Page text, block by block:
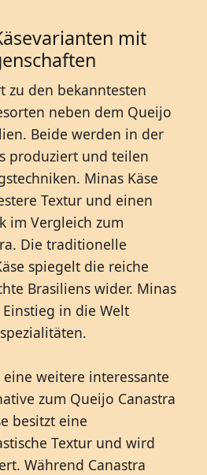
mit
zu den bekanntesten
neben dem Queijo
Beide werden in der
produziert und teilen
Minas Käse
Textur und einen
im Vergleich zum
Die traditionelle
spiegelt die reiche
Brasiliens wider. Minas
in die Welt
weitere interessante
zum Queijo Canastra
besitzt eine
Textur und wird
Während Canastra